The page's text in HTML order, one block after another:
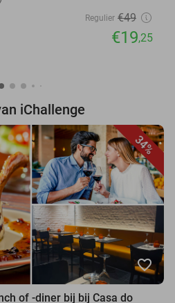
Regulier €49
€19,25
iChallenge
34%
favorite_border
of -diner bij bij Casa do